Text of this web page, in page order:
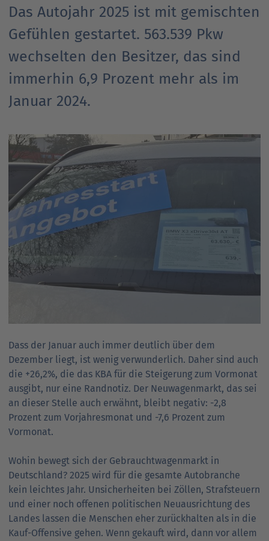
Ansprechpartner
Go
to
navigation
Go
to
navigation
Nachrichten
Pressekontakt
to
parent
Das Autojahr 2025 ist mit gemischten
Gefühlen gestartet. 563.539 Pkw
wechselten den Besitzer, das sind
immerhin 6,9 Prozent mehr als im
Januar 2024.
Dass der Januar auch immer deutlich über dem
Dezember liegt, ist wenig verwunderlich. Daher sind auch
die +26,2%, die das KBA für die Steigerung zum Vormonat
ausgibt, nur eine Randnotiz. Der Neuwagenmarkt, das sei
an dieser Stelle auch erwähnt, bleibt negativ: -2,8
Prozent zum Vorjahresmonat und -7,6 Prozent zum
Vormonat.
Wohin bewegt sich der Gebrauchtwagenmarkt in
Deutschland? 2025 wird für die gesamte Autobranche
kein leichtes Jahr. Unsicherheiten bei Zöllen, Strafsteuern
und einer noch offenen politischen Neuausrichtung des
Landes lassen die Menschen eher zurückhalten als in die
Kauf-Offensive gehen. Wenn gekauft wird, dann vor allem